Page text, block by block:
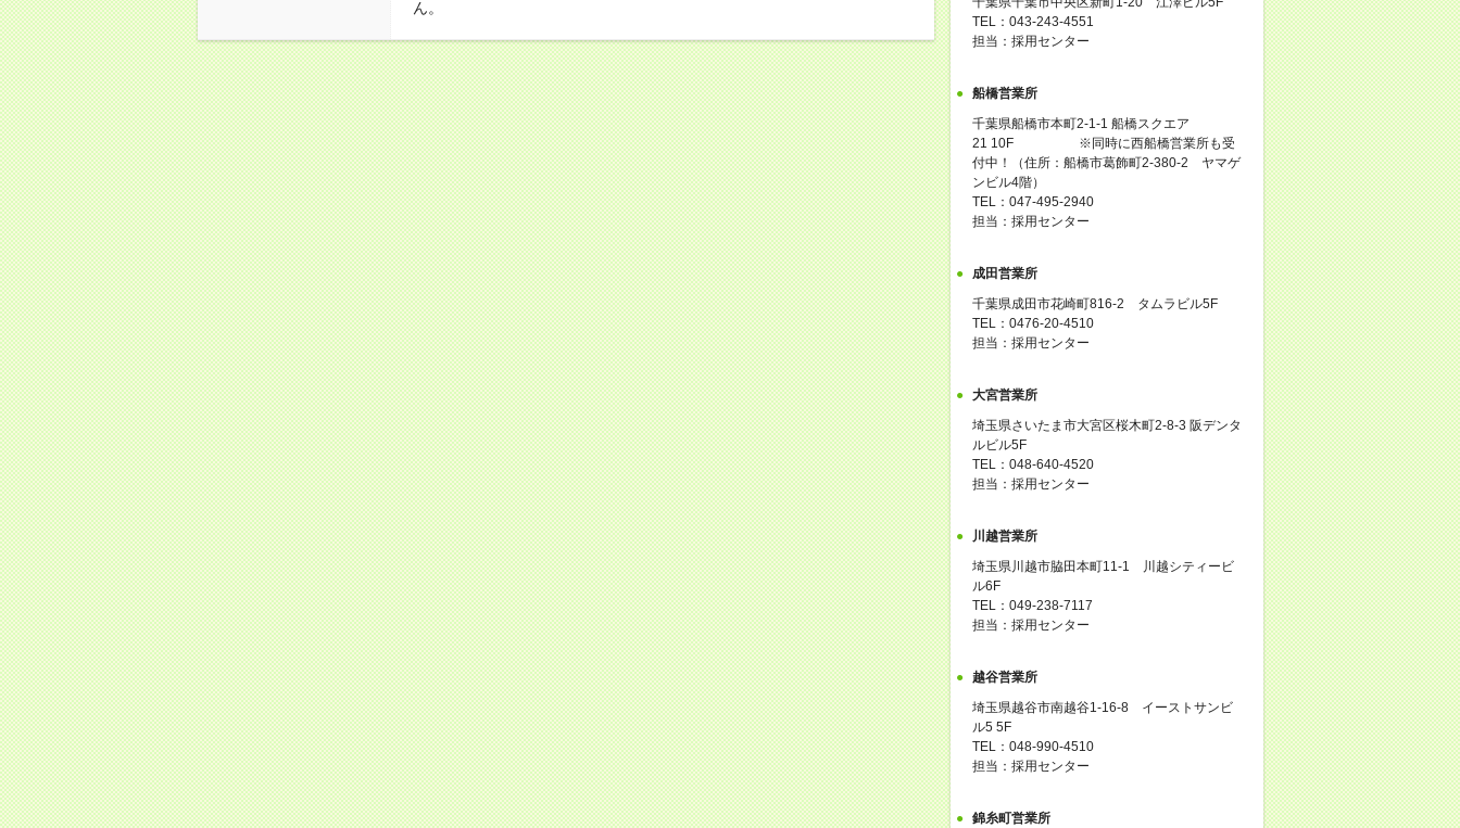
ん。
TEL：043-243-4551
担当：採用センター
船橋営業所
千葉県船橋市本町2-1-1 船橋スクエア
21 10F ※同時に西船橋営業所も受
付中！（住所：船橋市葛飾町2-380-2 ヤマゲ
ンビル4階）
TEL：047-495-2940
担当：採用センター
成田営業所
千葉県成田市花崎町816-2 タムラビル5F
TEL：0476-20-4510
担当：採用センター
大宮営業所
埼玉県さいたま市大宮区桜木町2-8-3 阪デンタ
ルビル5F
TEL：048-640-4520
担当：採用センター
川越営業所
埼玉県川越市脇田本町11-1 川越シティービ
ル6F
TEL：049-238-7117
担当：採用センター
越谷営業所
埼玉県越谷市南越谷1-16-8 イーストサンビ
ル5 5F
TEL：048-990-4510
担当：採用センター
錦糸町営業所